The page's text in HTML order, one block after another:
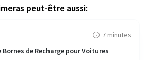
peut-être aussi:
7 minutes
Bornes de Recharge pour Voitures